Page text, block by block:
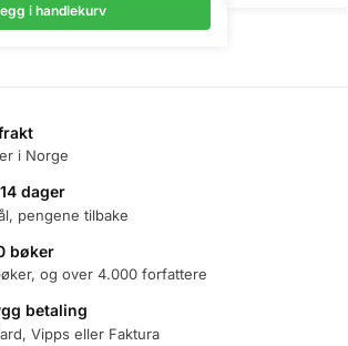
i handlekurv
i Norge
dager
pengene tilbake
bøker
og over 4.000 forfattere
betaling
Vipps eller Faktura